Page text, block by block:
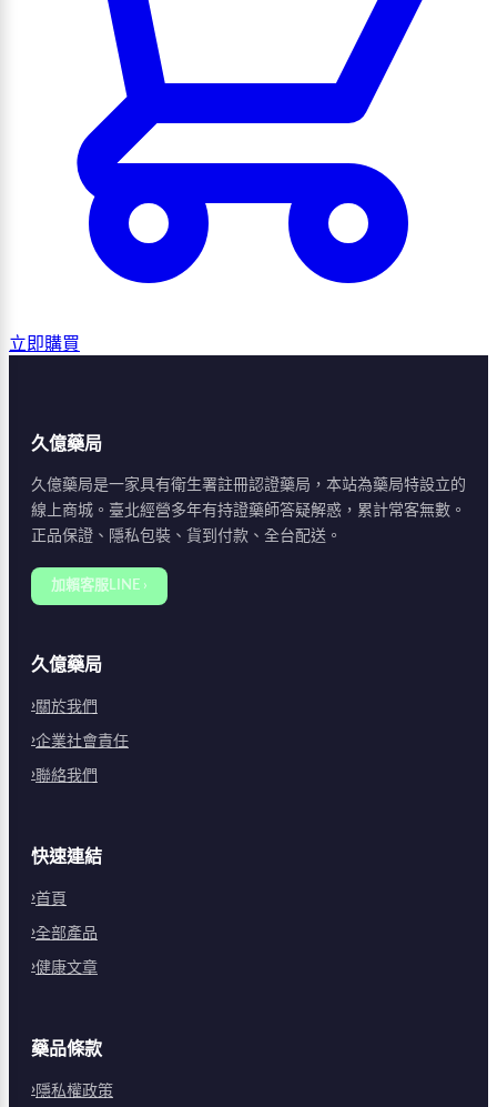
立即購買
久億藥局
久億藥局是一家具有衛生署註冊認證藥局，本站為藥局特設立的
線上商城。臺北經營多年有持證藥師答疑解惑，累計常客無數。
正品保證、隱私包裝、貨到付款、全台配送。
加賴客服LINE ›
久億藥局
關於我們
企業社會責任
聯絡我們
快速連結
首頁
全部產品
健康文章
藥品條款
隱私權政策